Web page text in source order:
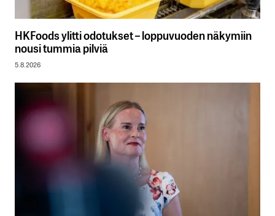
HKFoods ylitti odotukset – loppuvuoden näkymiin
nousi tummia pilviä
5.8.2026